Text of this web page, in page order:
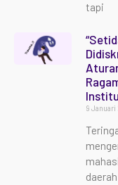
tapi
9 Januari